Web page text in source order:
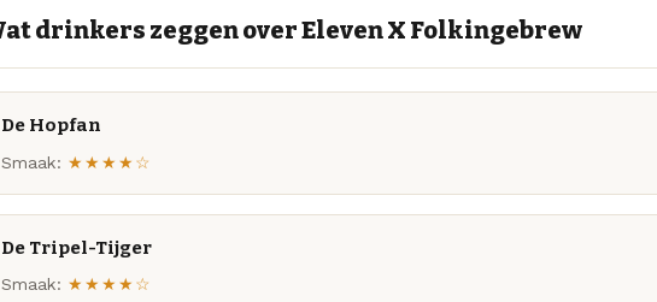
drinkers zeggen over Eleven X Folkingebrew
De Hopfan
Smaak: ★★★★☆
De Tripel-Tijger
Smaak: ★★★★☆